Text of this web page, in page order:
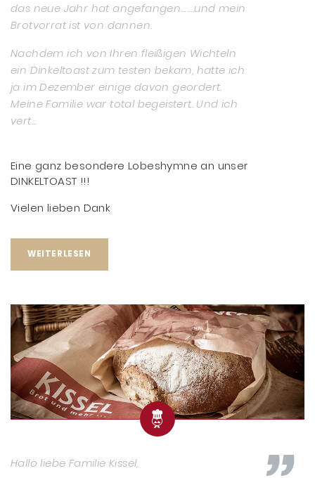
das neue Jahr hat angefangen…….und mein
Brotvorrat ist von dannen.
Nachdem ich von Ihren fleißigen Wichteln
ein Dinkeltoast zum testen bekam, hatte ich
ja im Dezember einige davon geordert.
Meine Familie war total begeistert. Und ich
vert...
Eine ganz besondere Lobeshymne an unser
DINKELTOAST !!!
Vielen lieben Dank
WEITERLESEN
Hallo liebe Familie Kissel,